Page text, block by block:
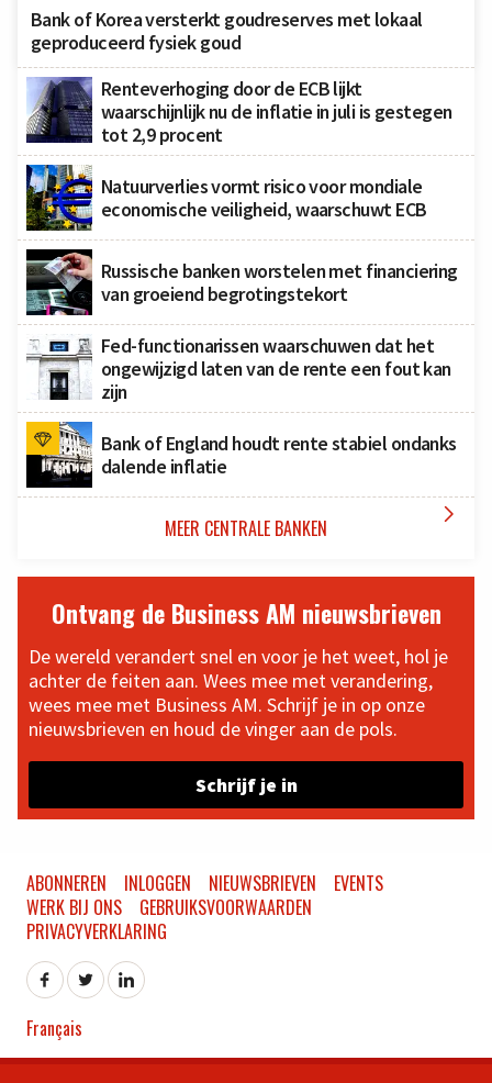
Bank of Korea versterkt goudreserves met lokaal
geproduceerd fysiek goud
Renteverhoging door de ECB lijkt
waarschijnlijk nu de inflatie in juli is gestegen
tot 2,9 procent
Natuurverlies vormt risico voor mondiale
economische veiligheid, waarschuwt ECB
Russische banken worstelen met financiering
van groeiend begrotingstekort
Fed-functionarissen waarschuwen dat het
ongewijzigd laten van de rente een fout kan
zijn
Bank of England houdt rente stabiel ondanks
dalende inflatie
MEER CENTRALE BANKEN 
Ontvang de Business AM nieuwsbrieven
De wereld verandert snel en voor je het weet, hol je
achter de feiten aan. Wees mee met verandering,
wees mee met Business AM. Schrijf je in op onze
nieuwsbrieven en houd de vinger aan de pols.
Schrijf je in
ABONNEREN INLOGGEN NIEUWSBRIEVEN
EVENTS
WERK BIJ ONS
GEBRUIKSVOORWAARDEN
PRIVACYVERKLARING
Français